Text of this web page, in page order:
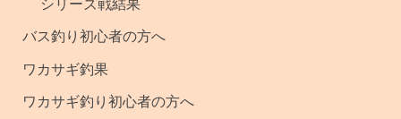
シリーズ戦結果
バス釣り初心者の方へ
ワカサギ釣果
ワカサギ釣り初心者の方へ